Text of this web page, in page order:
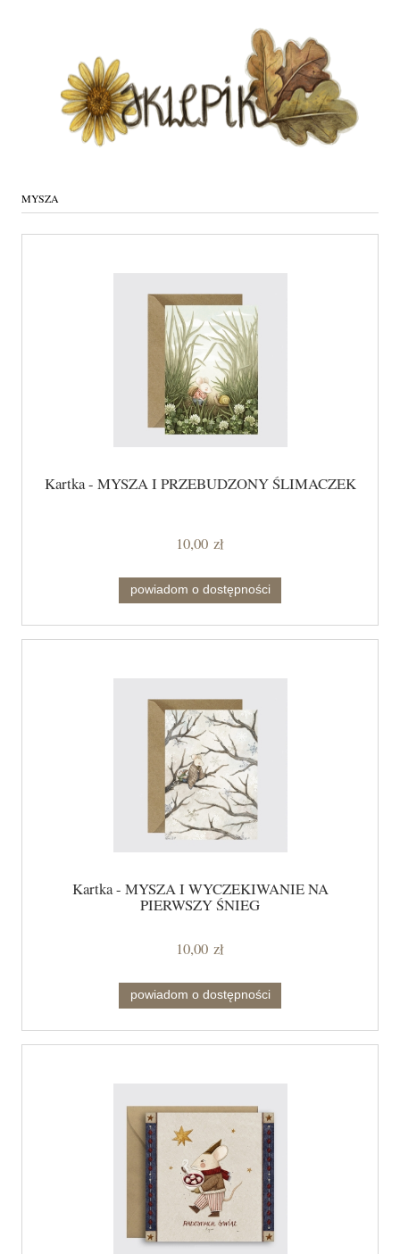
MYSZA
Kartka - MYSZA I PRZEBUDZONY ŚLIMACZEK
10,00 zł
powiadom o dostępności
Kartka - MYSZA I WYCZEKIWANIE NA
PIERWSZY ŚNIEG
10,00 zł
powiadom o dostępności